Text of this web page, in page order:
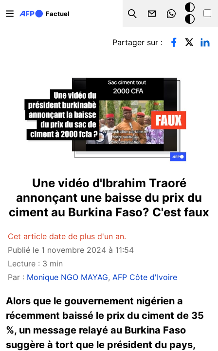
Factuel
Search
Mode
sombre
Onglets principaux
Partager sur :
Une vidéo d'Ibrahim Traoré
annonçant une baisse du prix du
ciment au Burkina Faso? C'est faux
Cet article date de plus d'un an.
Publié le 1 novembre 2024 à 11:54
Lecture : 3 min
Par : Monique NGO MAYAG, AFP Côte d'Ivoire
Alors que le gouvernement nigérien a
récemment baissé le prix du ciment de 35
%, un message relayé au Burkina Faso
suggère à tort que le président du pays,